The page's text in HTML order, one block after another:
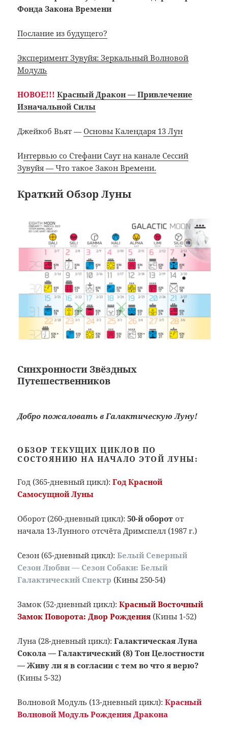
Фонда Закона Времени
Послание из будущего?
Эксперимент Зувуйя: Зеркальный Волновой
Модуль
НОВОЕ!!!Красный Дракон — Привлечение
Изначальной Силы
Джейкоб Вьят —Основы Календаря 13 Лун
Интервью со Стефани Саут на канале Сессий
Зувуйя — Что такое Закон Времени.
Краткий Обзор Луны
Синхронности Звёздных
Путешественников
Добро пожаловать в Галактическую Луну!
ОБЗОР ТЕКУЩИХ ЦИКЛОВ ПО
СОСТОЯНИЮ НА НАЧАЛО ЭТОЙ ЛУНЫ:
Год (365-дневный цикл):Год Красной
Самосущной Луны
Оборот (260-дневный цикл):50-й оборот от
начала 13-Лунного отсчёта Дримспелл (1987 г.)
Сезон (65-дневный цикл):Белый Северный
Сезон Любви — Сезон Собаки: Белый
Галактический Спектр (Кины 250-54)
Замок (52-дневный цикл):Красный Восточный
Замок Поворота: Двор Рождения (Кины 1-52)
Луна (28-дневный цикл):Галактическая Луна
Сокола — Галактический (8) Тон Целостности
— Живу ли я в согласии с тем во что я верю?
(Кины 5-32)
Волновой Модуль (13-дневный цикл): Красный
Волновой Модуль Рождения Дракона